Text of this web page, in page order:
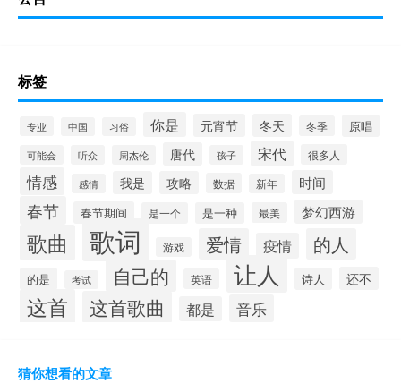
标签
专业 中国 习俗 你是 元宵节 冬天 冬季 原唱
可能会 听众 周杰伦 唐代 孩子 宋代 很多人
情感 感情 我是 攻略 数据 新年 时间
春节 春节期间 是一个 是一种 最美 梦幻西游
歌曲 歌词 游戏 爱情 疫情 的人
的是 考试 自己的 英语 让人 诗人 还不
这首 这首歌曲 都是 音乐
猜你想看的文章